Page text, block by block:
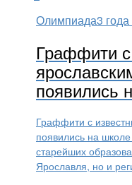
Олимпиада3
Граффити
появились
Граффити с
появились на
старейших
Ярославля, но и